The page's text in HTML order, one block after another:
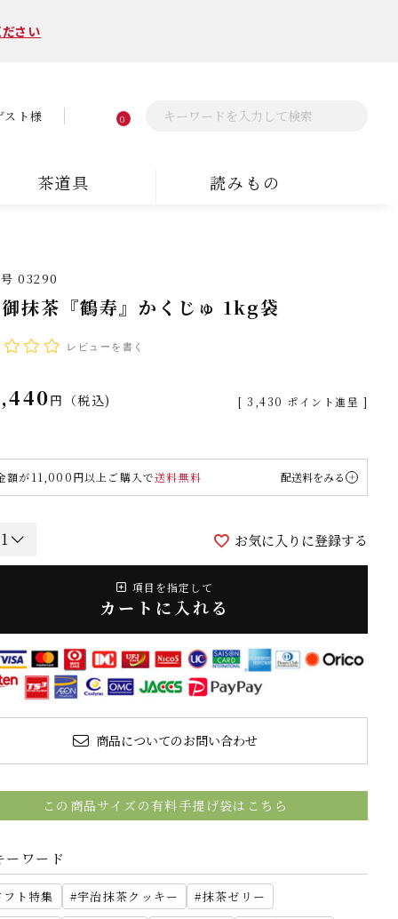
さい
スト様 0
茶道具 読みもの
03290
抹茶『鶴寿』かくじゅ 1kg袋
レビューを書く
税込 [ 3,430 ポイント進呈 ]
額が11,000円以上ご購入で送料無料 配送料をみる
お気に入りに登録する
項目を指定して
カートに入れる
商品についてのお問い合わせ
この商品サイズの有料手提げ袋はこちら
ーワード
ト特集 宇治抹茶クッキー
抹茶ゼリー